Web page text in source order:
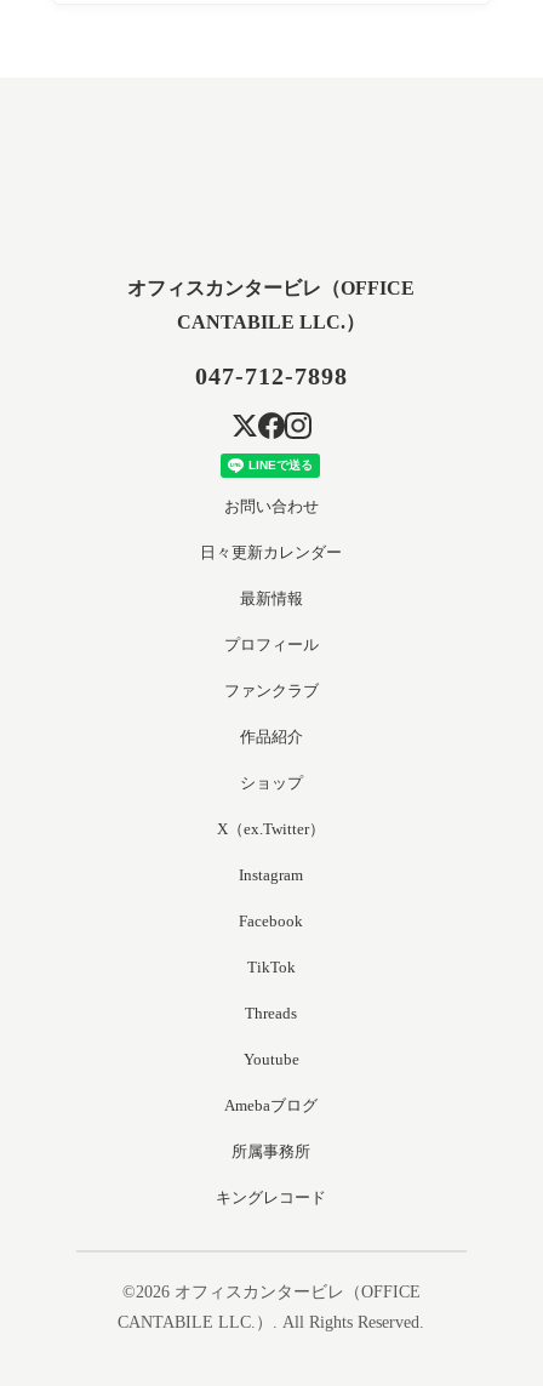
オフィスカンタービレ（OFFICE
CANTABILE LLC.）
047-712-7898
お問い合わせ
日々更新カレンダー
最新情報
プロフィール
ファンクラブ
作品紹介
ショップ
X（ex.Twitter）
Instagram
Facebook
TikTok
Threads
Youtube
Amebaブログ
所属事務所
キングレコード
©2026 オフィスカンタービレ（OFFICE
CANTABILE LLC.）
. All Rights Reserved.